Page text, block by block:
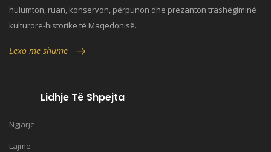
hulumton, ruan, konservon, përpunon dhe prezanton trashëgiminë
kulturore-historike të Maqedonisë.
Lexo më shumë
Lidhje Të Shpejta
Ngjarje
Lajme